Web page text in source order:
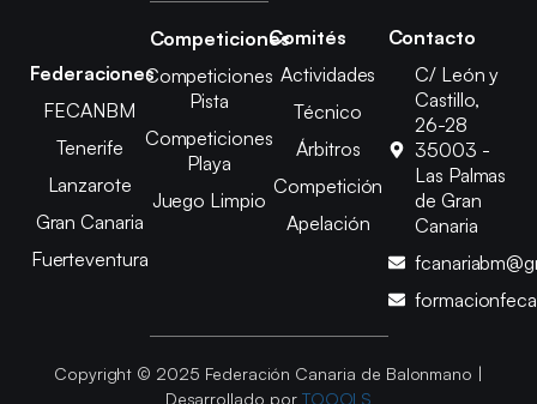
Federaciones
FECANBM
Tenerife
Lanzarote
Gran Canaria
Fuerteventura
Competiciones
Competiciones
Pista
Competiciones
Playa
Juego Limpio
Comités
Actividades
Técnico
Árbitros
Competición
Apelación
Contacto
C/ León y
Castillo,
26-28
35003 -
Las Palmas
de Gran
Canaria
Copyright © 2025 Federación Canaria de Balonmano |
Desarrollado por TOOOLS